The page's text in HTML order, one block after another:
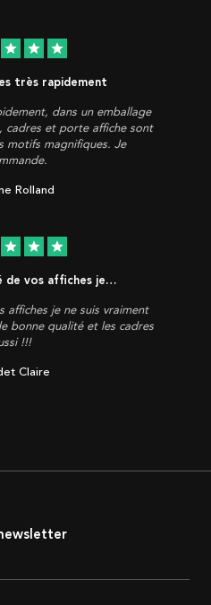
star star star
très rapidement
dans un emballage
cadres et porte affiche sont
motifs magnifiques. Je
Rolland
star star star
de vos affiches je…
je ne suis vraiment
bonne qualité et les cadres
!!!
Claire